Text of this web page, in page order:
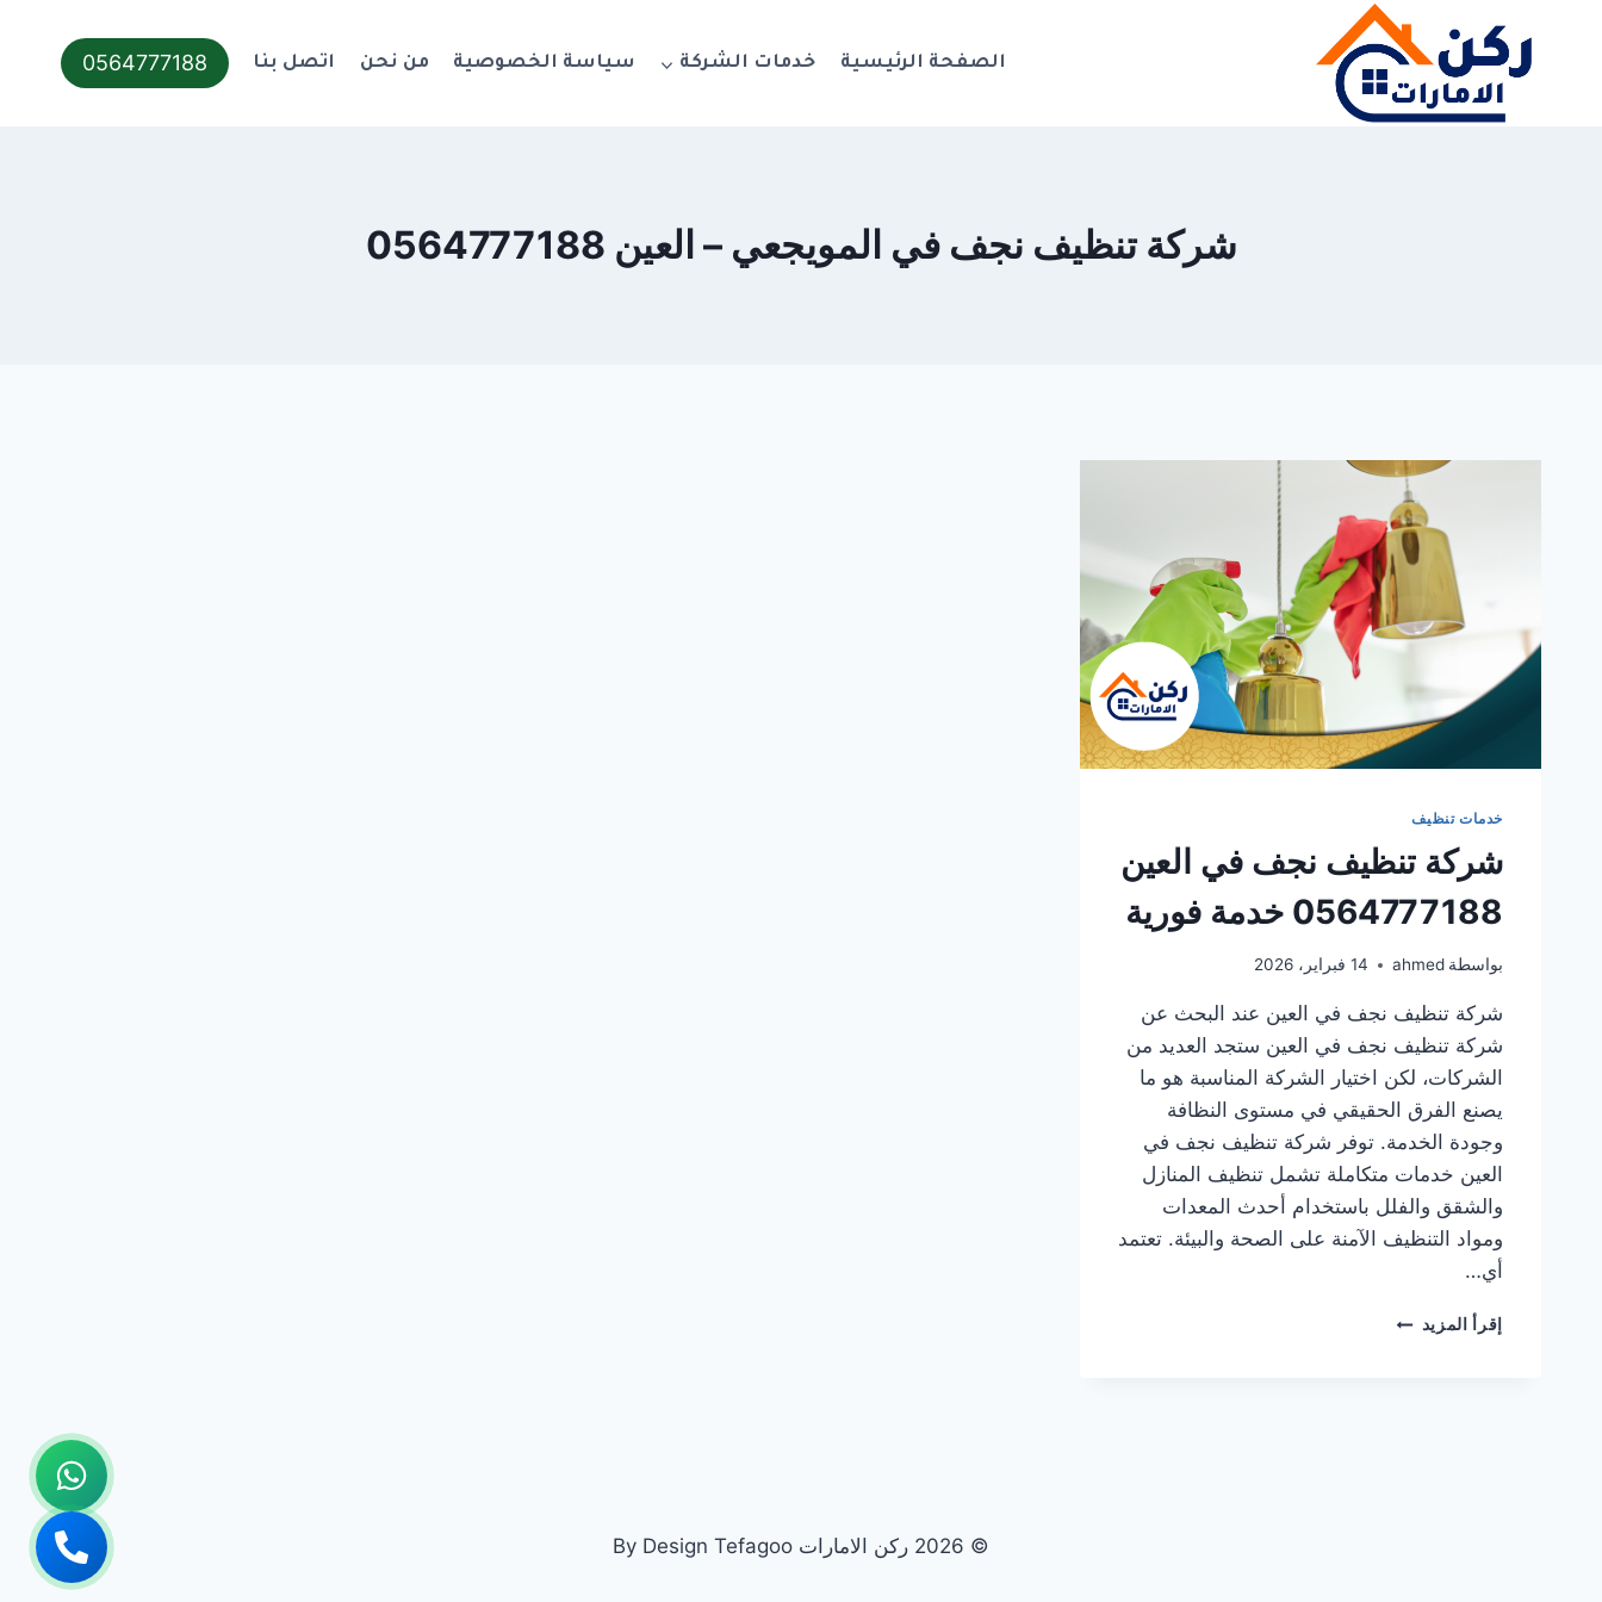
الصفحة الرئيسية خدمات الشركة سياسة الخصوصية من نحن اتصل بنا 0564777188
شركة تنظيف نجف في المويجعي – العين 0564777188
خدمات تنظيف
شركة تنظيف نجف في العين
0564777188 خدمة فورية
بواسطة ahmed 14 فبراير، 2026
شركة تنظيف نجف في العين عند البحث عن
شركة تنظيف نجف في العين ستجد العديد من
الشركات، لكن اختيار الشركة المناسبة هو ما
يصنع الفرق الحقيقي في مستوى النظافة
وجودة الخدمة. توفر شركة تنظيف نجف في
العين خدمات متكاملة تشمل تنظيف المنازل
والشقق والفلل باستخدام أحدث المعدات
ومواد التنظيف الآمنة على الصحة والبيئة. تعتمد
أي…
إقرأ المزيد شركة
© 2026 ركن الامارات By Design Tefagoo